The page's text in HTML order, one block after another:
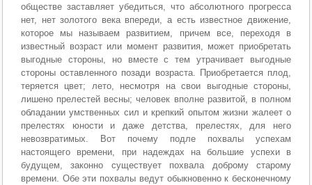
обществе заставляет убедиться, что абсолютного прогресса
нет, нет золотого века впереди, а есть известное движение,
которое мы называем развитием, причем все, переходя в
известный возраст или момент развития, может приобретать
выгодные стороны, но вместе с тем утрачивает выгодные
стороны оставленного позади возраста. Приобретается плод,
теряется цвет; лето, несмотря на свои выгодные стороны,
лишено прелестей весны; человек вполне развитой, в полном
обладании умственных сил и крепкий опытом жизни жалеет о
прелестях юности и даже детства, прелестях, для него
невозвратимых. Вот почему подле похвалы успехам
настоящего времени, при надеждах на большие успехи в
будущем, законно существует похвала доброму старому
времени. Обе эти похвалы ведут обыкновенно к бесконечному